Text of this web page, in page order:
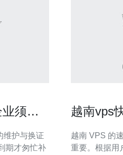
须知
维护与换证
越南vps
越南 VPS 的
重要。根据用